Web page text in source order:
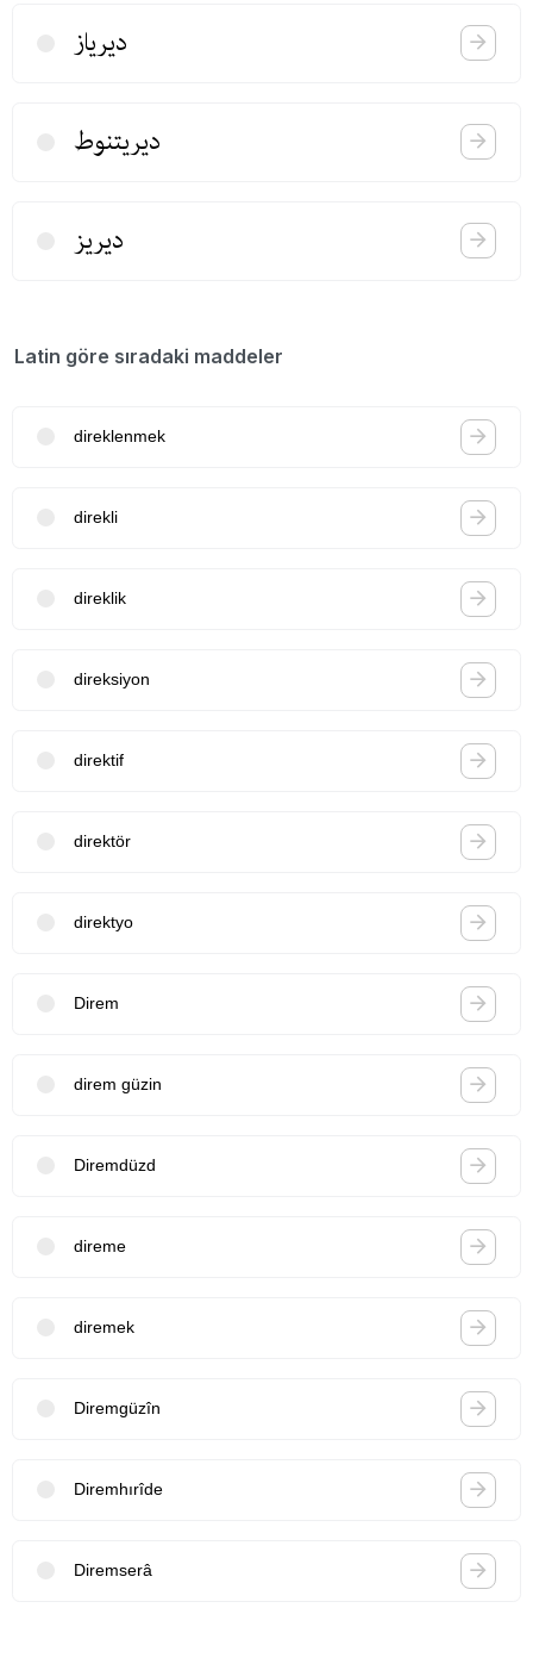
دیریاز
دیریتنوط
دیریز
Latin göre sıradaki maddeler
direklenmek
direkli
direklik
direksiyon
direktif
direktör
direktyo
Direm
direm güzin
Diremdüzd
direme
diremek
Diremgüzîn
Diremhırîde
Diremserâ